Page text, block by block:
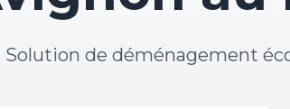
Solution de déménagement